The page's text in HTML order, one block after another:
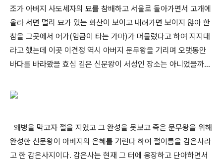
조가 아버지 사도세자의 묘를 참배하고 서울로 돌아가면서 고개에
올라 서면 멀리 묘가 있는 화산이 보이고 내려가면 보이지 않아 한
참을 그곳에서 어가(임금이 타는 가마)가 머물렀다고 하여 지지대
라고 했는데 이곳 이견정 역시 아버지 문무왕을 기리며 오랫동안
바다를 바라봤을 효심 깊은 신문왕이 서성인 장소는 아니었을까...
왜병을 막고자 절을 지었고 그 완성을 못보고 죽은 문무왕을 위해
완성한 신문왕이 아버지의 은혜를 기린다 하여 절이름을 감은사라
고 한 감은사지이다. 감은사는 현재 그 터에 웅장하고 단아하면서